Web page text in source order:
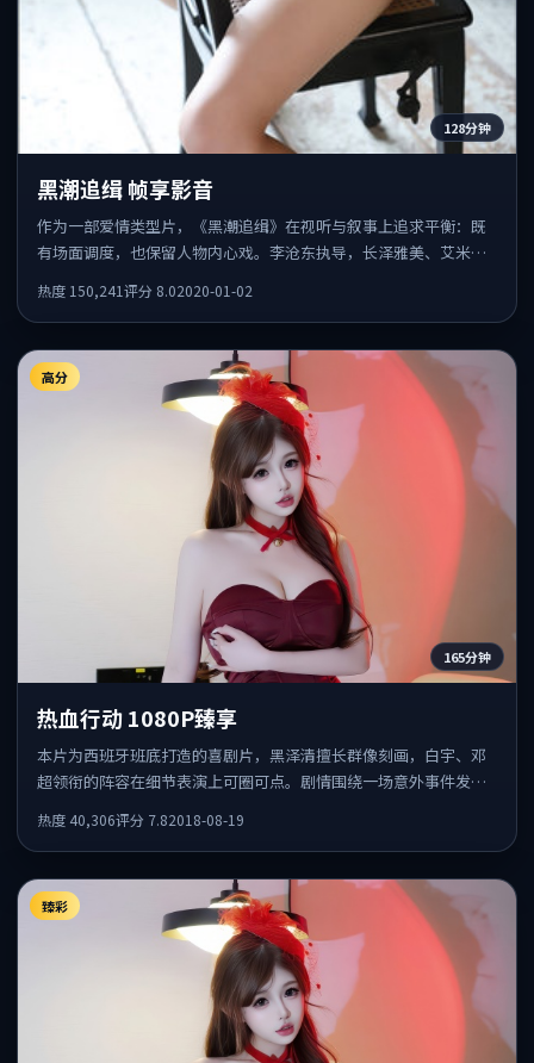
128分钟
黑潮追缉 帧享影音
作为一部爱情类型片，《黑潮追缉》在视听与叙事上追求平衡：既
有场面调度，也保留人物内心戏。李沧东执导，长泽雅美、艾米莉
热度 150,241评分 8.02020-01-02
高分
165分钟
热血行动 1080P臻享
本片为西班牙班底打造的喜剧片，黑泽清擅长群像刻画，白宇、邓
超领衔的阵容在细节表演上可圈可点。剧情围绕一场意外事件发
热度 40,306评分 7.82018-08-19
臻彩